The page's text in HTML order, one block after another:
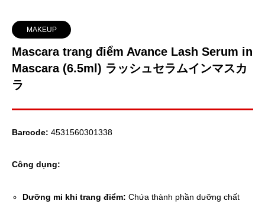
MAKEUP
Mascara trang điểm Avance Lash Serum in
Mascara (6.5ml) ラッシュセラムインマスカ
ラ
Barcode: 4531560301338
Công dụng:
Dưỡng mi khi trang điểm: Chứa thành phần dưỡng chất